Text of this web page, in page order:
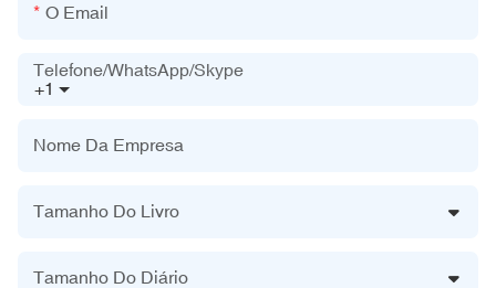
O Email
+1
Telefone/WhatsApp/Skype
Nome Da Empresa
Tamanho Do Livro
Tamanho Do Diário